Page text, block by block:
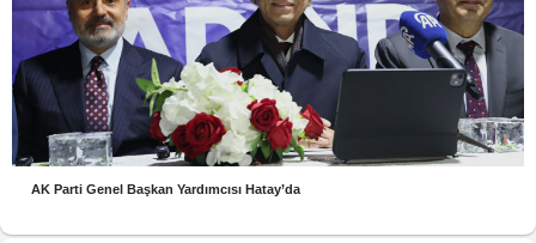
AK Parti Genel Başkan Yardımcısı Hatay’da